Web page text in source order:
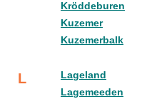
Kröddeburen
Kuzemer
Kuzemerbalk
L
Lageland
Lagemeeden